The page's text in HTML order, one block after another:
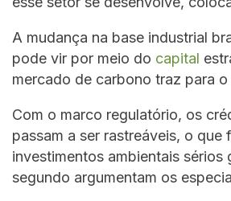
A mudança na base industrial
pode vir por meio do capital
mercado de carbono traz para o
Com o marco regulatório, os
passam a ser rastreáveis, o que
investimentos ambientais sérios
segundo argumentam os